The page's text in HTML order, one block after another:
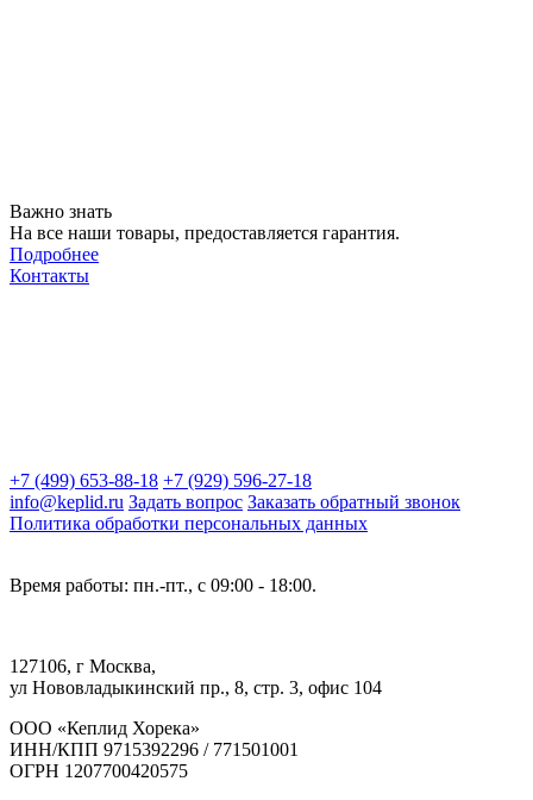
Важно знать
На все наши товары, предоставляется гарантия.
Подробнее
Контакты
+7 (499) 653-88-18 +7 (929) 596-27-18
info@keplid.ru Задать вопрос Заказать обратный звонок
Политика обработки персональных данных
Время работы: пн.-пт., с 09:00 - 18:00.
127106, г Москва,
ул Нововладыкинский пр., 8, стр. 3, офис 104
ООО «Кеплид Хорека»
ИНН/КПП 9715392296 / 771501001
ОГРН 1207700420575